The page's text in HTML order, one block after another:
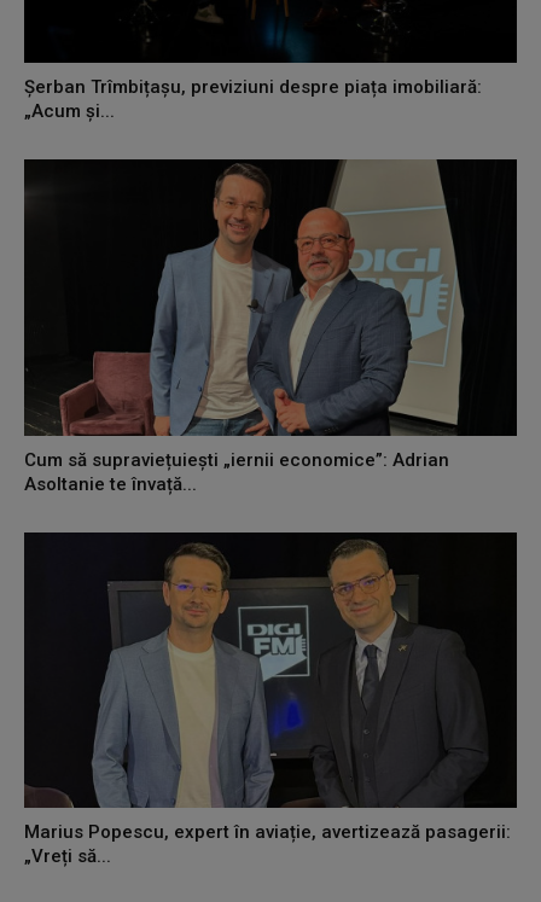
Șerban Trîmbițașu, previziuni despre piața imobiliară:
„Acum și...
Cum să supraviețuiești „iernii economice”: Adrian
Asoltanie te învață...
Marius Popescu, expert în aviație, avertizează pasagerii:
„Vreți să...